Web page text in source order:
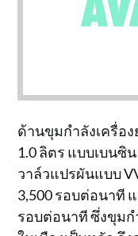
ด้านขุมกำลังเครื่อ
1.0 ลิตร แบบเบนซิ
วาล์วแปรผันแบบ
3,500 รอบต่อนาที
รอบต่อนาที ซึ่งขุมก